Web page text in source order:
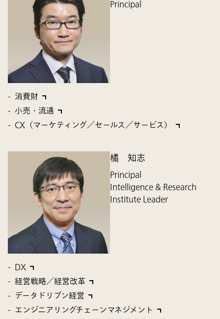
Principal
消費財
小売・流通
CX（マーケティング／セールス／サービス）
橘 知志
Principal
Intelligence & Research
Institute Leader
DX
経営戦略／経営改革
データドリブン経営
エンジニアリングチェーンマネジメント